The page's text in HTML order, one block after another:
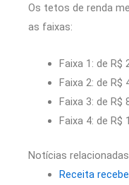
Os tetos de renda
as faixas:
Faixa 1: de R$
Faixa 2: de R$
Faixa 3: de R$
Faixa 4: de R$
Notícias
Receita